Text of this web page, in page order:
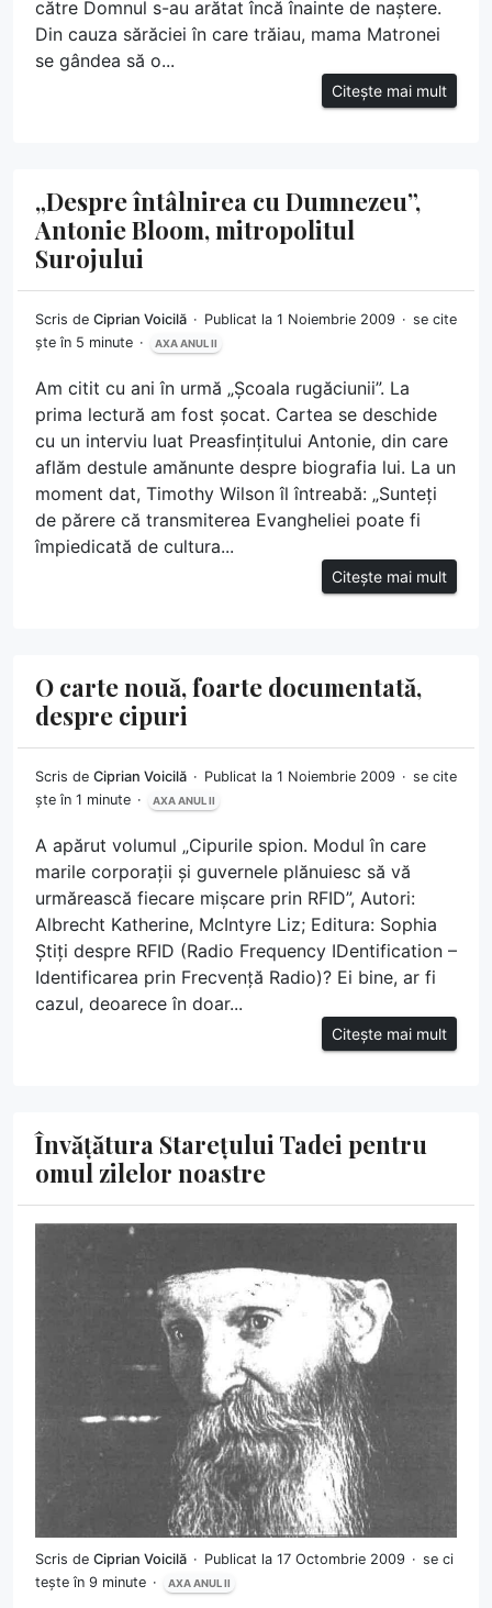
către Domnul s-au arătat încă înainte de naștere.
Din cauza sărăciei în care trăiau, mama Matronei
se gândea să o...
Citește mai mult
„Despre întâlnirea cu Dumnezeu”,
Antonie Bloom, mitropolitul
Surojului
Scris de Ciprian Voicilă Publicat la 1 Noiembrie 2009
se cite
ște în 5 minute
AXA ANUL II
Am citit cu ani în urmă „Școala rugăciunii”. La
prima lectură am fost șocat. Cartea se deschide
cu un interviu luat Preasfințitului Antonie, din care
aflăm destule amănunte despre biografia lui. La un
moment dat, Timothy Wilson îl întreabă: „Sunteți
de părere că transmiterea Evangheliei poate fi
împiedicată de cultura...
Citește mai mult
O carte nouă, foarte documentată,
despre cipuri
Scris de Ciprian Voicilă Publicat la 1 Noiembrie 2009
se cite
ște în 1 minute
AXA ANUL II
A apărut volumul „Cipurile spion. Modul în care
marile corporații și guvernele plănuiesc să vă
urmărească fiecare mișcare prin RFID”, Autori:
Albrecht Katherine, McIntyre Liz; Editura: Sophia
Știți despre RFID (Radio Frequency IDentification –
Identificarea prin Frecvență Radio)? Ei bine, ar fi
cazul, deoarece în doar...
Citește mai mult
Învățătura Starețului Tadei pentru
omul zilelor noastre
Scris de Ciprian Voicilă Publicat la 17 Octombrie 2009
se ci
tește în 9 minute
AXA ANUL II